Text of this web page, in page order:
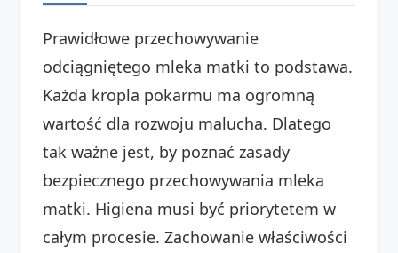
Prawidłowe przechowywanie
odciągniętego mleka matki to podstawa.
Każda kropla pokarmu ma ogromną
wartość dla rozwoju malucha. Dlatego
tak ważne jest, by poznać zasady
bezpiecznego przechowywania mleka
matki. Higiena musi być priorytetem w
całym procesie. Zachowanie właściwości